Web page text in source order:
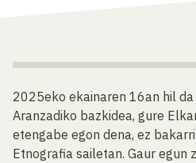
2025eko ekainaren 16an hil da
Aranzadiko bazkidea, gure
etengabe egon dena, ez
Etnografia sailetan. Gaur egun